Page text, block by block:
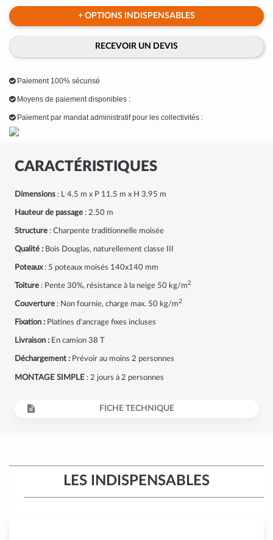
CARACTÉRISTIQUES
Dimensions : L 4.5 m x P 11.5 m x H 3.95 m
Hauteur de passage : 2.50 m
Structure : Charpente traditionnelle moisée
Qualité : Bois Douglas, naturellement classe III
Poteaux: 5 poteaux moisés 140x140 mm
Toiture : Pente 30%, résistance à la neige 50 kg/m2
Couverture : Non fournie, charge max. 50 kg/m2
Fixation : Platines d'ancrage fixes incluses
Livraison : En camion 38 T
Déchargement : Prévoir au moins 2 personnes
MONTAGE SIMPLE : 2 jours à 2 personnes
FICHE TECHNIQUE
+ OPTIONS INDISPENSABLES
RECEVOIR UN DEVIS
Paiement 100% sécurisé
Moyens de paiement disponibles :
Paiement par mandat administratif pour les collectivités :
LES INDISPENSABLES